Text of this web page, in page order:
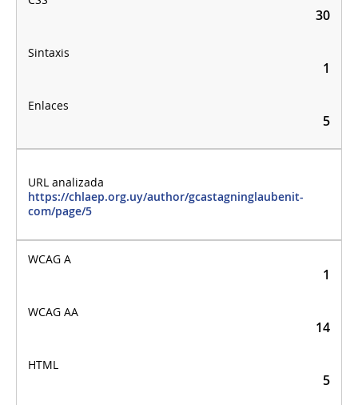
30
1
5
https://chlaep.org.uy/author/gcastagninglaubenit-
com/page/5
1
14
5